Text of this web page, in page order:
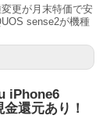
更が月末特価で安
sense2が機種
iPhone6
還元あり！